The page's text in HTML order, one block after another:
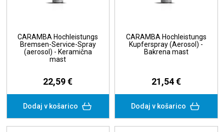
CARAMBA Hochleistungs
Bremsen-Service-Spray
(aerosol) - Keramična
mast
22,59 €
Dodaj v košarico
CARAMBA Hochleistungs
Kupferspray (Aerosol) -
Bakrena mast
21,54 €
Dodaj v košarico